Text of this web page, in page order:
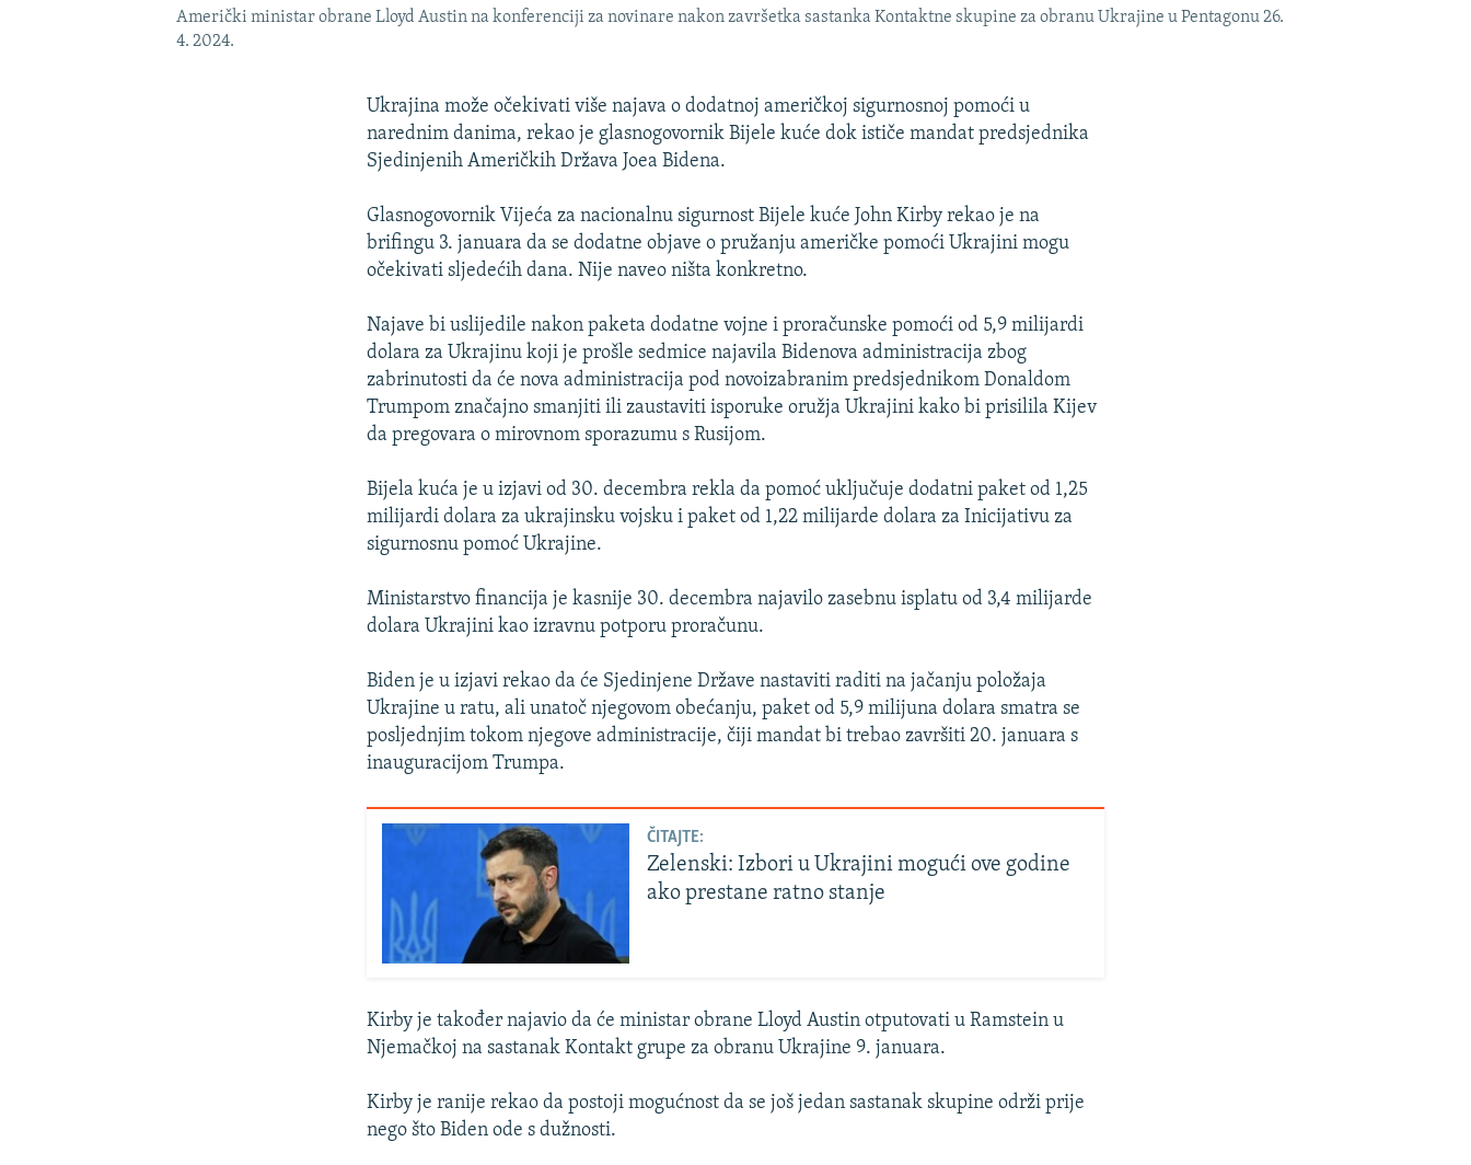
Američki ministar obrane Lloyd Austin na konferenciji za novinare nakon završetka sastanka Kontaktne skupine za obranu Ukrajine u Pentagonu 26.
4. 2024.
Ukrajina može očekivati više najava o dodatnoj američkoj sigurnosnoj pomoći u
narednim danima, rekao je glasnogovornik Bijele kuće dok ističe mandat predsjednika
Sjedinjenih Američkih Država Joea Bidena.
Glasnogovornik Vijeća za nacionalnu sigurnost Bijele kuće John Kirby rekao je na
brifingu 3. januara da se dodatne objave o pružanju američke pomoći Ukrajini mogu
očekivati sljedećih dana. Nije naveo ništa konkretno.
Najave bi uslijedile nakon paketa dodatne vojne i proračunske pomoći od 5,9 milijardi
dolara za Ukrajinu koji je prošle sedmice najavila Bidenova administracija zbog
zabrinutosti da će nova administracija pod novoizabranim predsjednikom Donaldom
Trumpom značajno smanjiti ili zaustaviti isporuke oružja Ukrajini kako bi prisilila Kijev
da pregovara o mirovnom sporazumu s Rusijom.
Bijela kuća je u izjavi od 30. decembra rekla da pomoć uključuje dodatni paket od 1,25
milijardi dolara za ukrajinsku vojsku i paket od 1,22 milijarde dolara za Inicijativu za
sigurnosnu pomoć Ukrajine.
Ministarstvo financija je kasnije 30. decembra najavilo zasebnu isplatu od 3,4 milijarde
dolara Ukrajini kao izravnu potporu proračunu.
Biden je u izjavi rekao da će Sjedinjene Države nastaviti raditi na jačanju položaja
Ukrajine u ratu, ali unatoč njegovom obećanju, paket od 5,9 milijuna dolara smatra se
posljednjim tokom njegove administracije, čiji mandat bi trebao završiti 20. januara s
inauguracijom Trumpa.
ČITAJTE:
Zelenski: Izbori u Ukrajini mogući ove godine
ako prestane ratno stanje
Kirby je također najavio da će ministar obrane Lloyd Austin otputovati u Ramstein u
Njemačkoj na sastanak Kontakt grupe za obranu Ukrajine 9. januara.
Kirby je ranije rekao da postoji mogućnost da se još jedan sastanak skupine održi prije
nego što Biden ode s dužnosti.